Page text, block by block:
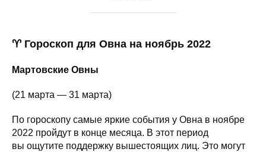
♈ Гороскоп для Овна на ноябрь 2022
Мартовские Овны
(21 марта — 31 марта)
По гороскопу самые яркие события у Овна в ноябре
2022 пройдут в конце месяца. В этот период
вы ощутите поддержку вышестоящих лиц. Это могут